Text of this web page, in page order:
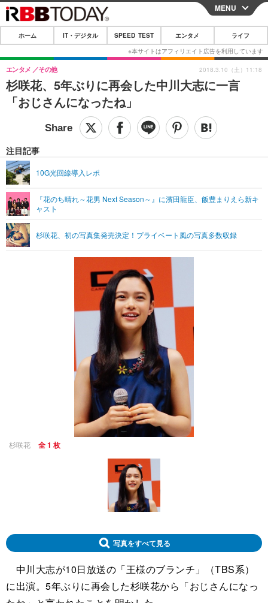
CLOSE
ホーム
IT・デジタル
IT・デジタルTOP スマートフォン
ショッピング その他
SPEED TEST
エンタメTOP 映画・ドラマ
グラビア
ショッピング その他
ライフTOP
その他
リリース一覧
プッシュ通知の停止方法
MENU
ホーム IT・デジタル SPEED TEST エンタメ ライフ
杉咲花、5年ぶりに再会した中川大志に一言
「おじさんになったね」
エンタメ その他
注目記事
10G光回線導入レポ
『花のち晴れ～花男 Next Season～』に濱田龍臣、飯豊まりえら新キ
ャスト
杉咲花、初の写真集発売決定！プライベート風の写真多数収録
2018.3.10（土）11:18
杉咲花 全 1 枚
写真をすべて見る
中川大志が10日放送の「王様のブランチ」（TBS系）
に出演。5年ぶりに再会した杉咲花から「おじさんになっ